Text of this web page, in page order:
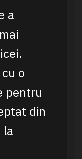
a
o
pentru
din
la